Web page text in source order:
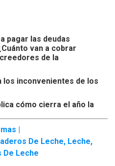
pagar las deudas
van a cobrar
de la
los inconvenientes de los
cómo cierra el año la
|
De Leche, Leche,
De Leche